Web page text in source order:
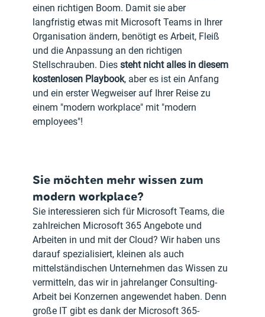
einen richtigen Boom. Damit sie aber
langfristig etwas mit Microsoft Teams in Ihrer
Organisation ändern, benötigt es Arbeit, Fleiß
und die Anpassung an den richtigen
Stellschrauben. Dies steht nicht alles in diesem
kostenlosen Playbook, aber es ist ein Anfang
und ein erster Wegweiser auf Ihrer Reise zu
einem "modern workplace" mit "modern
employees"!
Sie möchten mehr wissen zum
modern workplace?
Sie interessieren sich für Microsoft Teams, die
zahlreichen Microsoft 365 Angebote und
Arbeiten in und mit der Cloud? Wir haben uns
darauf spezialisiert, kleinen als auch
mittelständischen Unternehmen das Wissen zu
vermitteln, das wir in jahrelanger Consulting-
Arbeit bei Konzernen angewendet haben. Denn
große IT gibt es dank der Microsoft 365-